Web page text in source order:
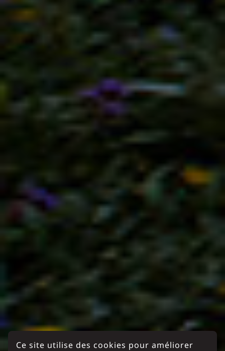
Ce site utilise des cookies pour améliorer